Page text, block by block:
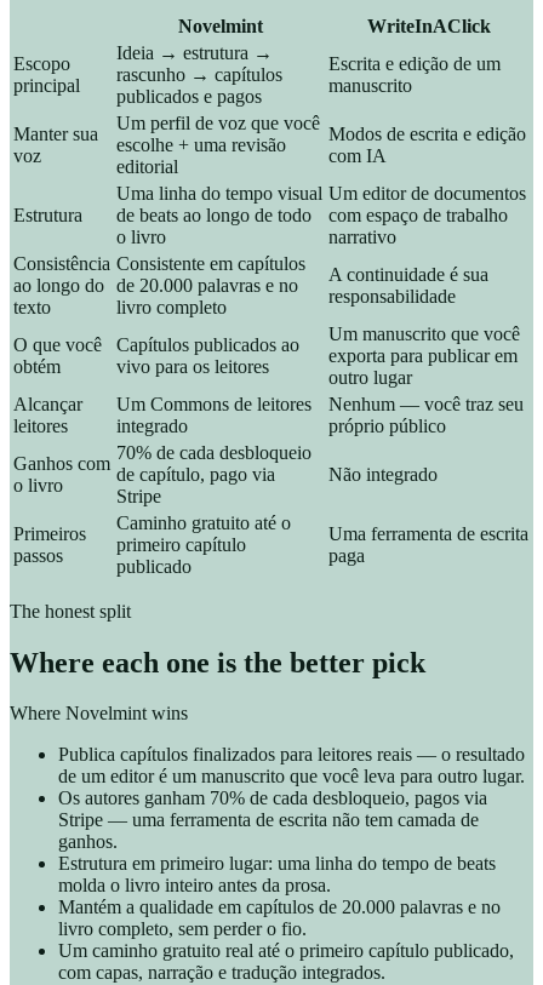
Novelmint
WriteInAClick
Escopo
principal
Ideia → estrutura →
rascunho → capítulos
publicados e pagos
Escrita e edição de um
manuscrito
Manter sua
voz
Um perfil de voz que você
escolhe + uma revisão
editorial
Modos de escrita e edição
com IA
Estrutura
Uma linha do tempo visual
de beats ao longo de todo
o livro
Um editor de documentos
com espaço de trabalho
narrativo
Consistência
ao longo do
texto
Consistente em capítulos
de 20.000 palavras e no
livro completo
A continuidade é sua
responsabilidade
O que você
obtém
Capítulos publicados ao
vivo para os leitores
Um manuscrito que você
exporta para publicar em
outro lugar
Alcançar
leitores
Um Commons de leitores
integrado
Nenhum — você traz seu
próprio público
Ganhos com
o livro
70% de cada desbloqueio
de capítulo, pago via
Stripe
Não integrado
Primeiros
passos
Caminho gratuito até o
primeiro capítulo
publicado
Uma ferramenta de escrita
paga
The honest split
Where each one is the better pick
Where Novelmint wins
Publica capítulos finalizados para leitores reais — o resultado
de um editor é um manuscrito que você leva para outro lugar.
Os autores ganham 70% de cada desbloqueio, pagos via
Stripe — uma ferramenta de escrita não tem camada de
ganhos.
Estrutura em primeiro lugar: uma linha do tempo de beats
molda o livro inteiro antes da prosa.
Mantém a qualidade em capítulos de 20.000 palavras e no
livro completo, sem perder o fio.
Um caminho gratuito real até o primeiro capítulo publicado,
com capas, narração e tradução integrados.